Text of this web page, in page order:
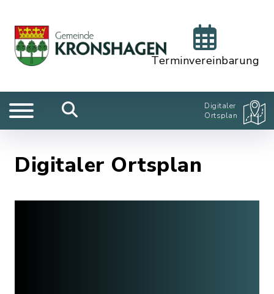
Terminvereinbarung
Digitaler
Ortsplan
Digitaler Ortsplan